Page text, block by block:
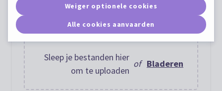
curriculum vitae
Sleep je bestanden hier
om te uploaden
of Bladeren
Weiger optionele cookies
Alle cookies aanvaarden